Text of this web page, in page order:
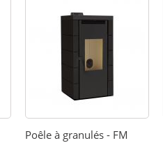
Poêle à granulés - FM